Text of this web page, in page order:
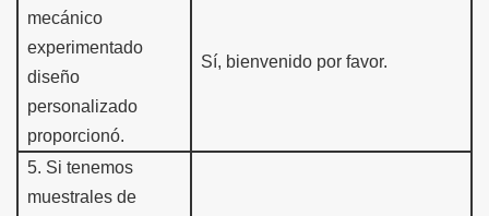
mecánico
experimentado
diseño
personalizado
proporcionó.
Sí, bienvenido por favor.
5. Si tenemos
muestra les de